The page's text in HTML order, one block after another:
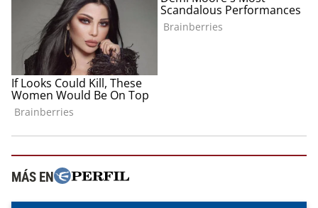
MÁS EN